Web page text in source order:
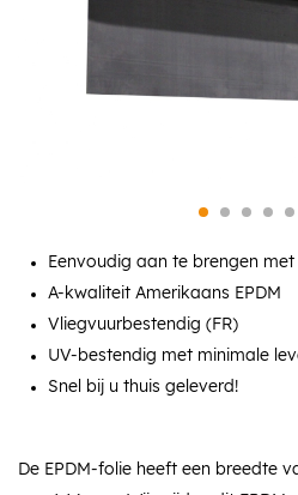
Eenvoudig aan te brengen
A-kwaliteit Amerikaans EPDM
Vliegvuurbestendig (FR)
UV-bestendig met minimale
Snel bij u thuis geleverd!
De EPDM-folie heeft een breedte